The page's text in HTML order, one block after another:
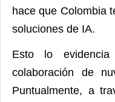
hace que Colombia
soluciones de IA.
Esto lo
colaboración de
Puntualmente, a